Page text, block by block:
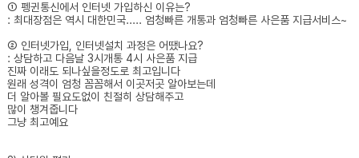
① 펭귄통신에서 인터넷 가입하신 이유는?
: 최대장점은 역시 대한민국..... 엄청빠른 개통과 엄청빠른 사은품 지급서비스~
② 인터넷가입, 인터넷설치 과정은 어땠나요?
: 상담하고 다음날 3시개통 4시 사은품 지급
진짜 이래도 되나싶을정도로 최고입니다
원래 성격이 엄청 꼼꼼해서 이곳저곳 알아보는데
더 알아볼 필요도없이 친절히 상담해주고
많이 챙겨줍니다
그냥 최고예요